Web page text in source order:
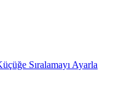
Sıralamayı Ayarla